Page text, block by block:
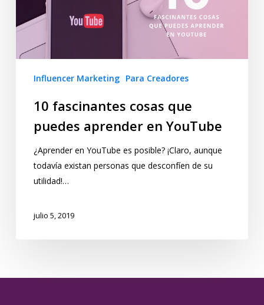
Influencer Marketing Para Creadores
10 fascinantes cosas que
puedes aprender en YouTube
¿Aprender en YouTube es posible? ¡Claro, aunque
todavía existan personas que desconfíen de su
utilidad!…
julio 5, 2019